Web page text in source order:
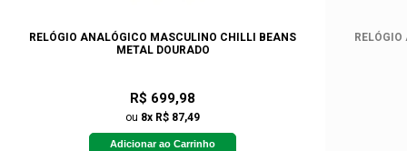
RELÓGIO ANALÓGICO MASCULINO CHILLI BEANS
METAL DOURADO
R$ 699,98
ou 8x R$ 87,49
Adicionar ao Carrinho